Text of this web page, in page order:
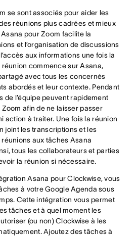
se sont associés pour aider les
réunions plus cadrées et mieux
pour Zoom facilite la
et l’organisation de discussions
aux informations une fois la
commence sur Asana,
avec tous les concernés
abordés et leur contexte. Pendant
de l’équipe peuvent rapidement
afin de ne laisser passer
action à traiter. Une fois la réunion
joint les transcriptions et les
aux tâches Asana
tous les collaborateurs et parties
la réunion si nécessaire.
Asana pour Clockwise, vous
à votre Google Agenda sous
Cette intégration vous permet
tâches et à quel moment les
(ou non) Clockwise à les
Ajoutez des tâches à